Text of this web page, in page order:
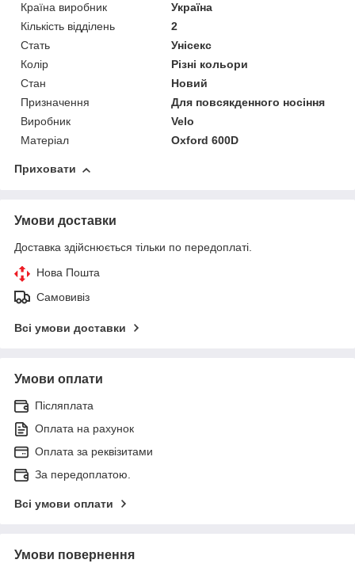
Країна виробник
Україна
Кількість відділень
2
Стать
Унісекс
Колір
Різні кольори
Стан
Новий
Призначення
Для повсякденного носіння
Виробник
Velo
Матеріал
Oxford 600D
Приховати
Умови доставки
Доставка здійснюється тільки по передоплаті.
Нова Пошта
Самовивіз
Всі умови доставки
Умови оплати
Післяплата
Оплата на рахунок
Оплата за реквізитами
За передоплатою.
Всі умови оплати
Умови повернення